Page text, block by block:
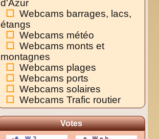
d'Azur
Webcams barrages, lacs,
étangs
Webcams météo
Webcams monts et
montagnes
Webcams plages
Webcams ports
Webcams solaires
Webcams Trafic routier
Votes